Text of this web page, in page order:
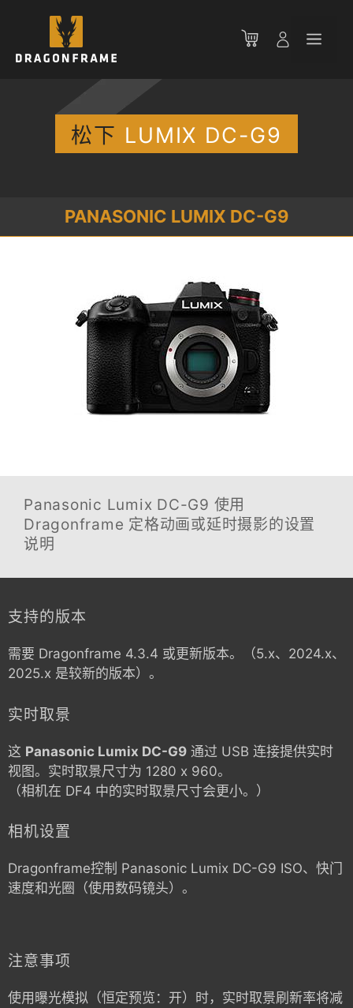
菜
松下 LUMIX DC-G9
PANASONIC LUMIX DC-G9
Panasonic Lumix DC-G9 使用
Dragonframe 定格动画或延时摄影的设置
说明
支持的版本
需要 Dragonframe 4.3.4 或更新版本。（5.x、2024.x、
2025.x 是较新的版本）。
实时取景
这 Panasonic Lumix DC-G9 通过 USB 连接提供实时
视图。实时取景尺寸为 1280 x 960。
（相机在 DF4 中的实时取景尺寸会更小。）
相机设置
Dragonframe控制 Panasonic Lumix DC-G9 ISO、快门
速度和光圈（使用数码镜头）。
注意事项
使用曝光模拟（恒定预览：开）时，实时取景刷新率将减